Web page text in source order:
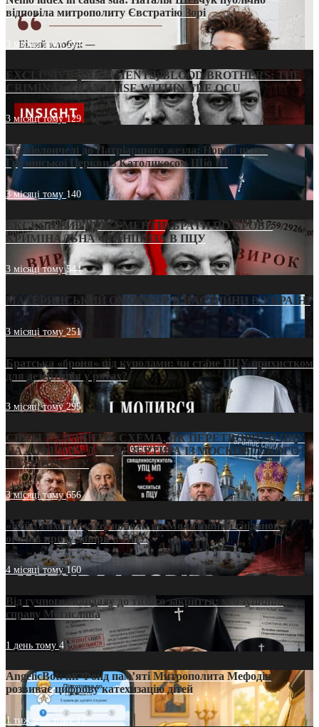
відповіла митрополиту Євстратію Зорі
3 місяці тому214
EXCLUSIVE (DOCUMENTS)/BLOOD BROTHERS: THE
CRIMINAL FRANCHISE WITHIN THE OCU
3 місяці тому129
Від віолончелі до Патріаршого жезла: Новий шлях
Грузинської Церкви з Католикосом Шіо III
3 місяці тому 140
ЕКСКЛЮЗИВ (ДОКУМЕНТИ)/БРАТИ ПО КРОВІ:
КРИМІНАЛЬНА ФРАНШИЗА В ПЦУ
3 місяці тому544
МАТЕРИНСЬКИЙ ОМОРФОР В ЧАС ВІЙНИ В УКРАЇНІ
3 місяці тому251
Братська «броня» під куполами: чи стане ПЦУ прихистком
для дезертирів у рясах?
3 місяці тому295
СВЯТІ УХИЛЯНТИ: СХЕМА, ЯК ПЕРЕТВОРИТИ ПЦУ
НА «ОФШОР» ДЛЯ ДЕЗЕРТИРА ІЗ МОСКОВСЬКОГО
ПАТРІАРХАТУ
3 місяці тому656
«Кейс Тихона» у Тернополі: як Молитовний сніданок
оголив кризу довіри в ПЦУ
4 місяці тому160
Від гучного скандалу до тихого закриття: хто зупинив
справу Мстислава
1 день тому4
AngelicBot: як Фонд пам’яті Митрополита Мефодія
розвиває цифрову катехизацію дітей
1 тиждень тому12